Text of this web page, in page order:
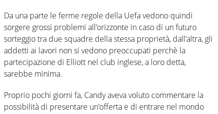
Da una parte le ferme regole della Uefa vedono quindi
sorgere grossi problemi all’orizzonte in caso di un futuro
sorteggio tra due squadre della stessa proprietà, dall’altra, gli
addetti ai lavori non si vedono preoccupati perchè la
partecipazione di Elliott nel club inglese, a loro detta,
sarebbe minima.
Proprio pochi giorni fa, Candy aveva voluto commentare la
possibilità di presentare un’offerta e di entrare nel mondo